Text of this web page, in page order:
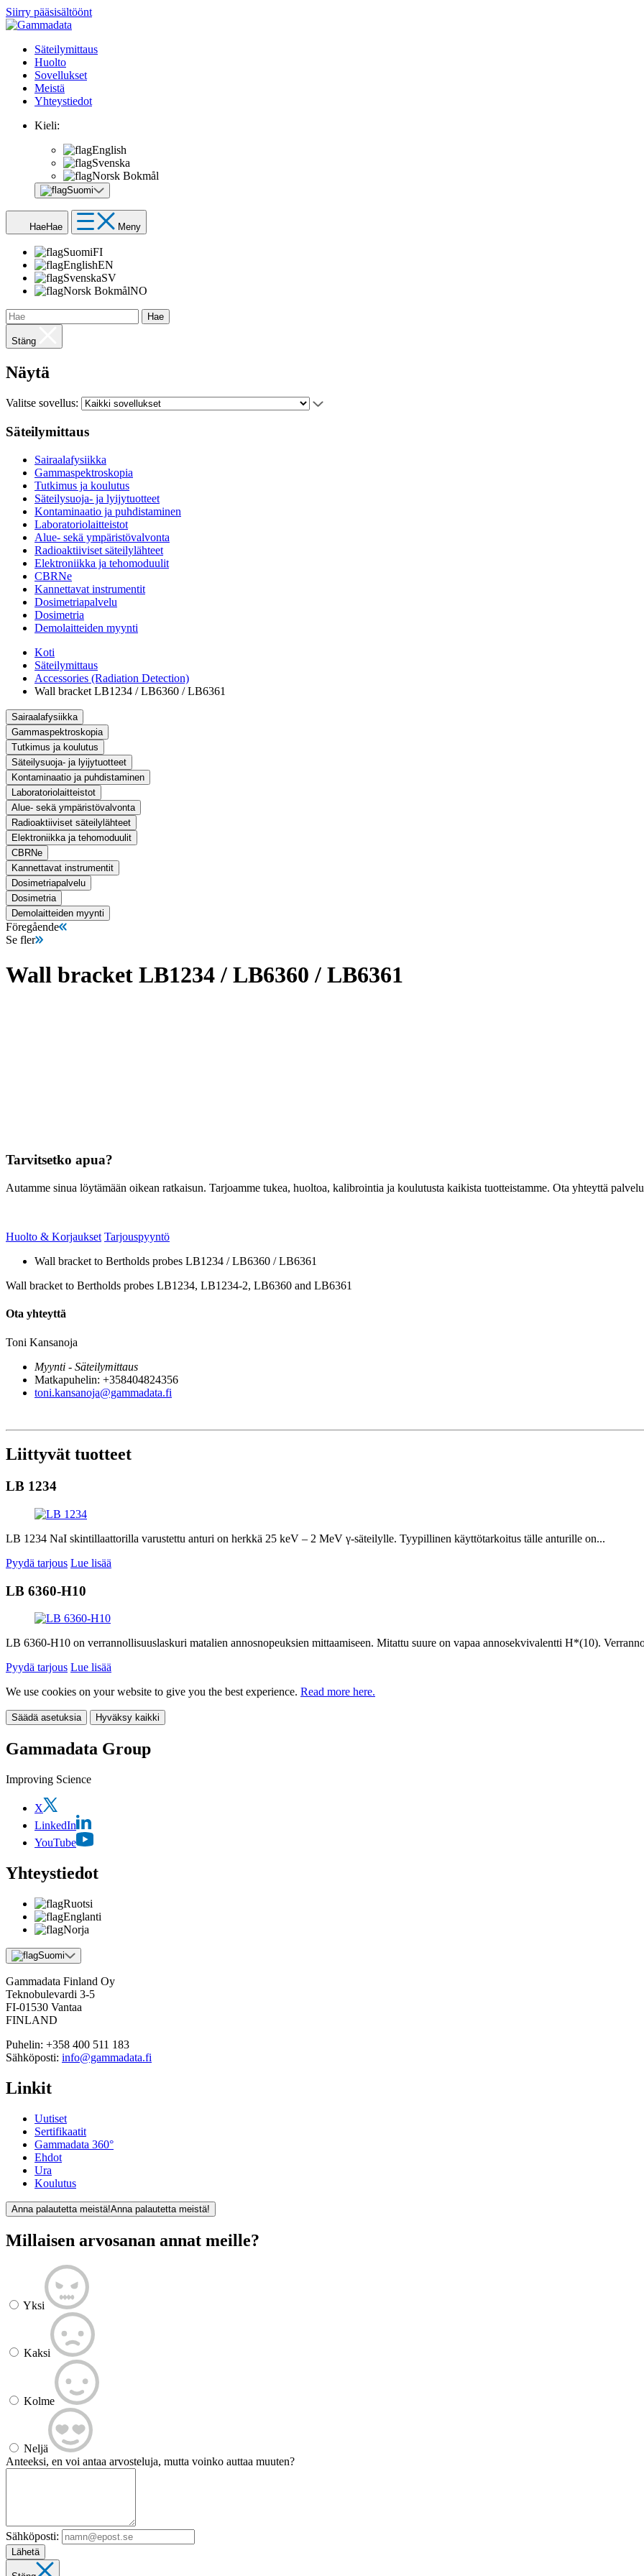
Siirry pääsisältöönt
Säteilymittaus
Huolto
Sovellukset
Meistä
Yhteystiedot
Kieli:
English
Svenska
Norsk Bokmål
Suomi
HaeHae Meny
SuomiFI
EnglishEN
SvenskaSV
Norsk BokmålNO
Hae
Stäng
Näytä
Valitse sovellus:
Säteilymittaus
Sairaalafysiikka
Gammaspektroskopia
Tutkimus ja koulutus
Säteilysuoja- ja lyijytuotteet
Kontaminaatio ja puhdistaminen
Laboratoriolaitteistot
Alue- sekä ympäristövalvonta
Radioaktiiviset säteilylähteet
Elektroniikka ja tehomoduulit
CBRNe
Kannettavat instrumentit
Dosimetriapalvelu
Dosimetria
Demolaitteiden myynti
Koti
Säteilymittaus
Accessories (Radiation Detection)
Wall bracket LB1234 / LB6360 / LB6361
Sairaalafysiikka
Gammaspektroskopia
Tutkimus ja koulutus
Säteilysuoja- ja lyijytuotteet
Kontaminaatio ja puhdistaminen
Laboratoriolaitteistot
Alue- sekä ympäristövalvonta
Radioaktiiviset säteilylähteet
Elektroniikka ja tehomoduulit
CBRNe
Kannettavat instrumentit
Dosimetriapalvelu
Dosimetria
Demolaitteiden myynti
Föregående
Se fler
Wall bracket LB1234 / LB6360 / LB6361
Tarvitsetko apua?
Autamme sinua löytämään oikean ratkaisun. Tarjoamme tukea, huoltoa, kalibrointia ja koulutusta kaikista tuotteistamme. Ota yhteyttä
Huolto & Korjaukset Tarjouspyyntö
Wall bracket to Bertholds probes LB1234 / LB6360 / LB6361
Wall bracket to Bertholds probes LB1234, LB1234-2, LB6360 and LB6361
Ota yhteyttä
Toni Kansanoja
Myynti - Säteilymittaus
Matkapuhelin: +358404824356
toni.kansanoja@gammadata.fi
Liittyvät tuotteet
LB 1234
LB 1234 NaI skintillaattorilla varustettu anturi on herkkä 25 keV – 2 MeV γ-säteilylle. Tyypillinen käyttötarkoitus tälle anturille on...
Pyydä tarjous Lue lisää
LB 6360-H10
LB 6360-H10 on verrannollisuuslaskuri matalien annosnopeuksien mittaamiseen. Mitattu suure on vapaa annosekvivalentti H*(10).
Pyydä tarjous Lue lisää
We use cookies on your website to give you the best experience. Read more here.
Säädä asetuksia Hyväksy kaikki
Gammadata Group
Improving Science
X
LinkedIn
YouTube
Yhteystiedot
Ruotsi
Englanti
Norja
Suomi
Gammadata Finland Oy
Teknobulevardi 3-5
FI-01530 Vantaa
FINLAND
Puhelin: +358 400 511 183
Sähköposti: info@gammadata.fi
Linkit
Uutiset
Sertifikaatit
Gammadata 360°
Ehdot
Ura
Koulutus
Anna palautetta meistä!Anna palautetta meistä!
Millaisen arvosanan annat meille?
Yksi
Kaksi
Kolme
Neljä
Anteeksi, en voi antaa arvosteluja, mutta voinko auttaa muuten?
Sähköposti:
Lähetä